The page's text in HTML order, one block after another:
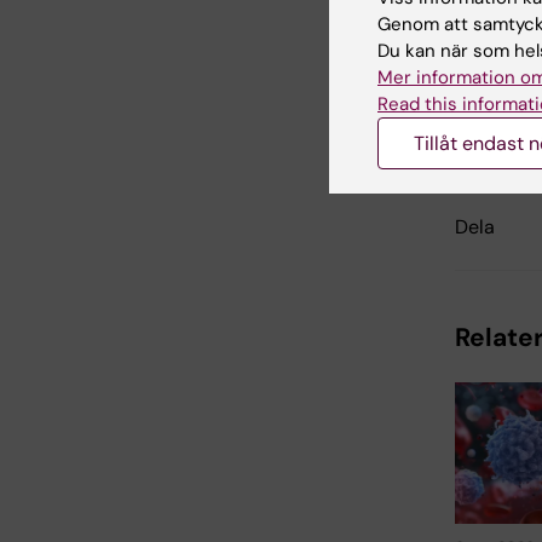
Tags
Webb
Dela
Genom att
Du kan när som
Mer information
Read this
Tillåt endast